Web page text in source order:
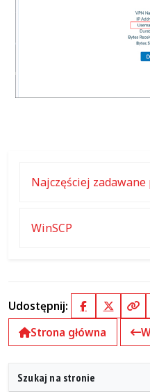
Najczęściej zadawane
WinSCP
Udostępnij: Facebook
X
Strona główna
Szukaj na stronie